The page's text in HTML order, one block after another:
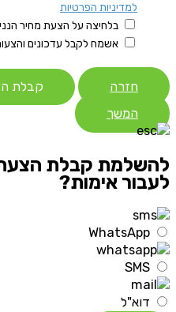
למדיניות הפרטיות
בלחיצה על הצעת מחיר
אשמח לקבל עדכונים
חזרה
קבלת
המשך
להשלמת קבלת הצעת
לעבור אימות?
WhatsApp
SMS
דוא"ל